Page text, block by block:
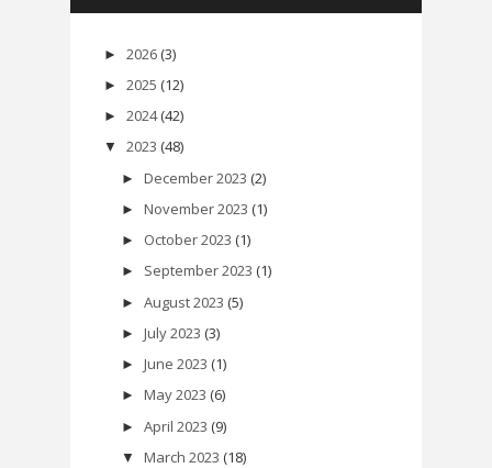
► 2026 (3)
► 2025 (12)
► 2024 (42)
▼ 2023 (48)
► December 2023 (2)
► November 2023 (1)
► October 2023 (1)
► September 2023 (1)
► August 2023 (5)
► July 2023 (3)
► June 2023 (1)
► May 2023 (6)
► April 2023 (9)
▼ March 2023 (18)